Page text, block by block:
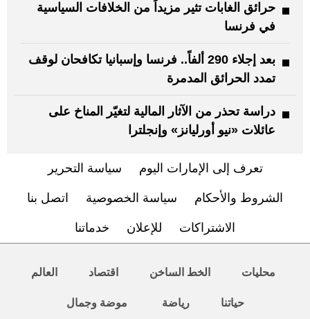
حرائق الغابات تثير مزيداً من الخلافات السياسية
في فرنسا
بعد إجلاء 290 ألفاً.. فرنسا وإسبانيا تكافحان لوقف
تمدد الحرائق المدمرة
دراسة تحذر من الآثار المالية لتغيّر المناخ على
عائلات «نيو أورليانز» وإنجلترا
تعرف إلى الإمارات اليوم سياسة التحرير
الشروط والأحكام سياسة الخصوصية اتصل بنا
الاشتراكات للإعلان خدماتنا
محليات الخط الساخن اقتصاد العالم
حياتنا رياضة موضة وجمال